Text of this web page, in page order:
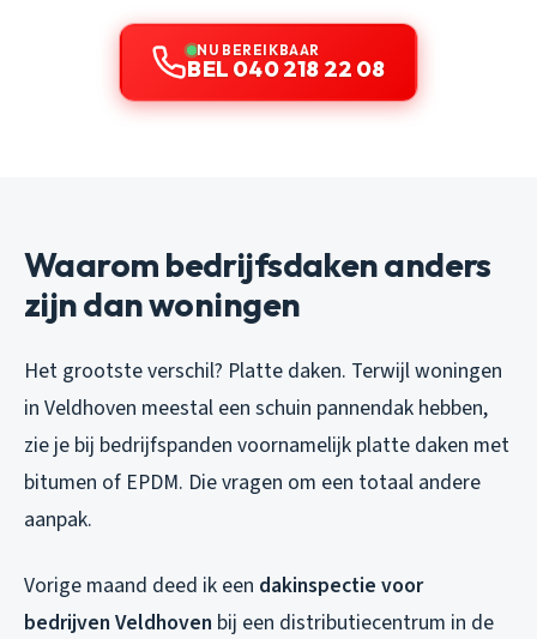
NU BEREIKBAAR
BEL 040 218 22 08
Waarom bedrijfsdaken anders
zijn dan woningen
Het grootste verschil? Platte daken. Terwijl woningen
in Veldhoven meestal een schuin pannendak hebben,
zie je bij bedrijfspanden voornamelijk platte daken met
bitumen of EPDM. Die vragen om een totaal andere
aanpak.
Vorige maand deed ik een dakinspectie voor
bedrijven Veldhoven bij een distributiecentrum in de